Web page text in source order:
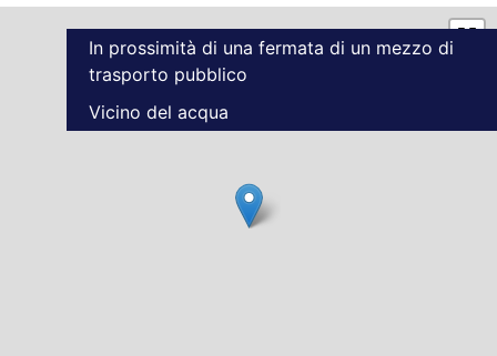
In prossimità di una fermata di un mezzo di
trasporto pubblico
Vicino del acqua